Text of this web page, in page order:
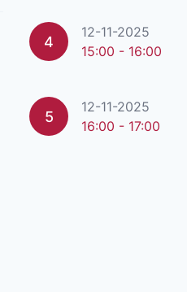
4
12-11-2025
15:00 - 16:00
5
12-11-2025
16:00 - 17:00